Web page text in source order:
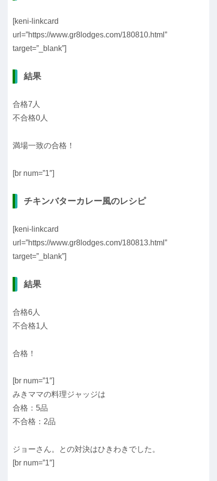
[keni-linkcard
url=”https://www.gr8lodges.com/180810.html”
target=”_blank”]
結果
合格7人
不合格0人
満場一致の合格！
[br num=”1″]
チキンバターカレー風のレシピ
[keni-linkcard
url=”https://www.gr8lodges.com/180813.html”
target=”_blank”]
結果
合格6人
不合格1人
合格！
[br num=”1″]
みきママの料理ジャッジは
合格：5品
不合格：2品
ジョーさん。との対決はひきわきでした。
[br num=”1″]